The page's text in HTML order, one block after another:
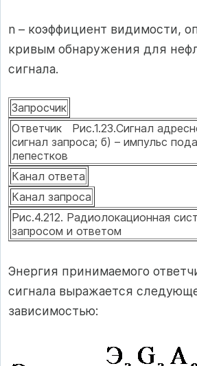
n – коэффициент видимости,
кривым обнаружения для
сигнала.
Запросчик
Ответчик Рис.1.23.Сигнал
сигнал запроса; б) – импульс
лепестков
Канал ответа
Канал запроса
Рис.4.212. Радиолокационная
запросом и ответом
Энергия принимаемого
сигнала выражается
зависимостью: